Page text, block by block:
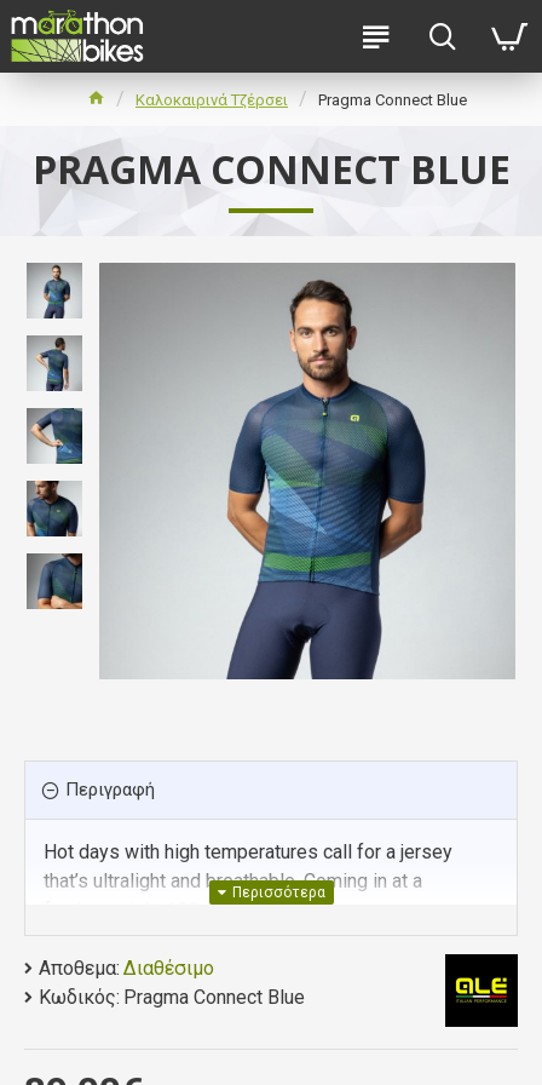
Καλοκαιρινά Τζέρσει Pragma Connect Blue
PRAGMA CONNECT BLUE
Περιγραφή
Hot days with high temperatures call for a jersey
that’s ultralight and breathable. Coming in at a
featherweight 100g,
CONNECT is extremely breathable and seriously
comfortable thanks to the considered fabric choices
of our open mesh Micro Piquet and Rip Pro Air that
Αποθεμα: Διαθέσιμο
Κωδικός: Pragma Connect Blue